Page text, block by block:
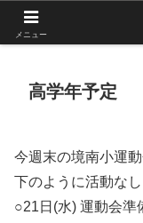
がんばれ
高学年予定
今週末の境南小運
下のように活動なし
○21日(水) 運動会準
メニュー